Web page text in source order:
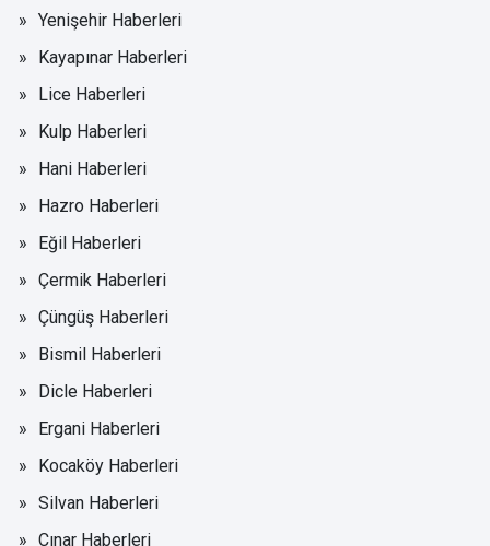
Yenişehir Haberleri
Kayapınar Haberleri
Lice Haberleri
Kulp Haberleri
Hani Haberleri
Hazro Haberleri
Eğil Haberleri
Çermik Haberleri
Çüngüş Haberleri
Bismil Haberleri
Dicle Haberleri
Ergani Haberleri
Kocaköy Haberleri
Silvan Haberleri
Çınar Haberleri